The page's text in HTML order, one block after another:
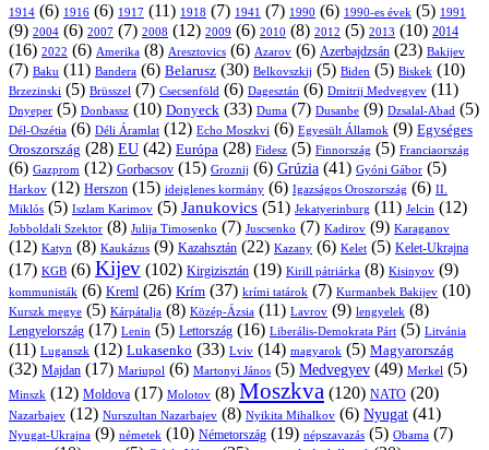
1914 (6) 1916 (6) 1917 (11) 1918 (7) 1941 (7) 1990 (6) 1990-es évek (5) 1991
(9) 2004 (6) 2007 (7) 2008 (12) 2009 (6) 2010 (8) 2012 (5) 2013 (10) 2014
(16) 2022 (6) Amerika (8) Aresztovics (6) Azarov (6) Azerbajdzsán (23) Bakijev
(7) Baku (11) Bandera (6) Belarusz (30) Belkovszkij (5) Biden (5) Biskek (10)
Brzezinski (5) Brüsszel (7) Csecsenföld (6) Dagesztán (6) Dmitrij Medvegyev (11)
Dnyeper (5) Donbassz (10) Donyeck (33) Duma (7) Dusanbe (9) Dzsalal-Abad (5)
Dél-Oszétia (6) Déli Áramlat (12) Echo Moszkvi (6) Egyesült Államok (9) Egységes
Oroszország (28) EU (42) Európa (28) Fidesz (5) Finnország (5) Franciaország
(6) Gazprom (12) Gorbacsov (15) Groznij (6) Grúzia (41) Gyóni Gábor (5)
Harkov (12) Herszon (15) ideiglenes kormány (6) Igazságos Oroszország (6) II.
Miklós (5) Iszlam Karimov (5) Janukovics (51) Jekatyerinburg (11) Jelcin (12)
Jobboldali Szektor (8) Julija Timosenko (7) Juscsenko (7) Kadirov (9) Karaganov
(12) Katyn (8) Kaukázus (9) Kazahsztán (22) Kazany (6) Kelet (5) Kelet-Ukrajna
(17) KGB (6) Kijev (102) Kirgizisztán (19) Kirill pátriárka (8) Kisinyov (9)
kommunisták (6) Kreml (26) Krím (37) krími tatárok (7) Kurmanbek Bakijev (10)
Kurszk megye (5) Kárpátalja (8) Közép-Ázsia (11) Lavrov (9) lengyelek (8)
Lengyelország (17) Lenin (5) Lettország (16) Liberális-Demokrata Párt (5) Litvánia
(11) Luganszk (12) Lukasenko (33) Lviv (14) magyarok (5) Magyarország
(32) Majdan (17) Mariupol (6) Martonyi János (5) Medvegyev (49) Merkel (5)
Minszk (12) Moldova (17) Molotov (8) Moszkva (120) NATO (20)
Nazarbajev (12) Nurszultan Nazarbajev (8) Nyikita Mihalkov (6) Nyugat (41)
Nyugat-Ukrajna (9) németek (10) Németország (19) népszavazás (5) Obama (7)